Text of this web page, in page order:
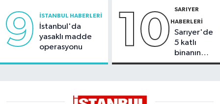
9 İSTANBUL HABERLERI
İstanbul'da
yasaklı madde
operasyonu
10 SARIYER
HABERLERI
Sarıyer'de
5 katlı
binanın
çatısında